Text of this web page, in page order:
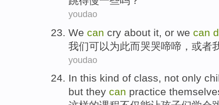
youdao
We can cry about it or we can
我们可以为此而哭哭啼啼 ， 或者
youdao
In this kind of class, not only
but they can practice